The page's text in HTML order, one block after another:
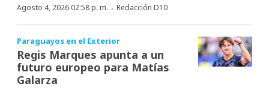
Agosto 4, 2026 02:58 p. m. · Redacción D10
Paraguayos en el Exterior
Regis Marques apunta a un
futuro europeo para Matías
Galarza